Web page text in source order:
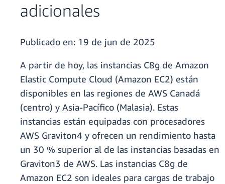
adicionales
Publicado en: 19 de jun de 2025
A partir de hoy, las instancias C8g de Amazon
Elastic Compute Cloud (Amazon EC2) están
disponibles en las regiones de AWS Canadá
(centro) y Asia-Pacífico (Malasia). Estas
instancias están equipadas con procesadores
AWS Graviton4 y ofrecen un rendimiento hasta
un 30 % superior al de las instancias basadas en
Graviton3 de AWS. Las instancias C8g de
Amazon EC2 son ideales para cargas de trabajo